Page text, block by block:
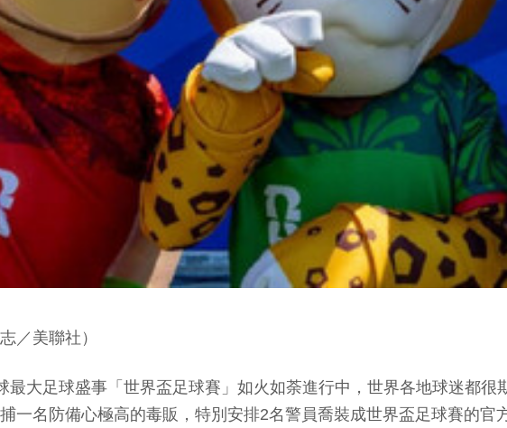
／美聯社）
最大足球盛事「世界盃足球賽」如火如荼進行中，世界各地球迷都
一名防備心極高的毒販，特別安排2名警員喬裝成世界盃足球賽的